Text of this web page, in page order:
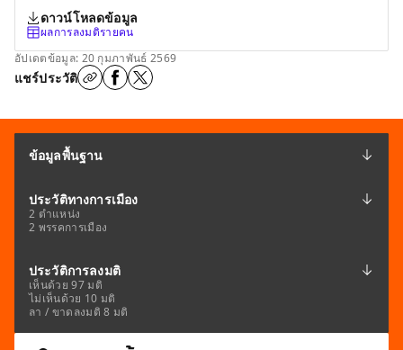
ดาวน์โหลดข้อมูล
ผลการลงมติรายคน
อัปเดตข้อมูล: 20 กุมภาพันธ์ 2569
แชร์ประวัติ
ข้อมูลพื้นฐาน
ประวัติทางการเมือง
2 ตำแหน่ง
2 พรรคการเมือง
ประวัติการลงมติ
เห็นด้วย 97 มติ
ไม่เห็นด้วย 10 มติ
ลา / ขาดลงมติ 8 มติ